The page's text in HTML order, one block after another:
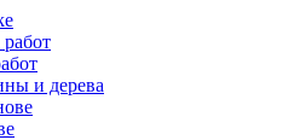
и дерева